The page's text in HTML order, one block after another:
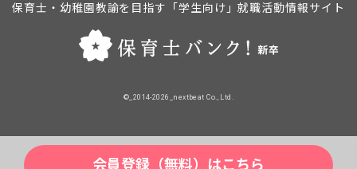
保育士・幼稚園教諭を目指す「学生向け」就職活動情報サイト
©_2014-2026_nextbeat Co., Ltd.
会員登録（無料）はこちら